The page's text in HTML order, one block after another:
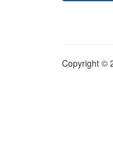
Copyright ©